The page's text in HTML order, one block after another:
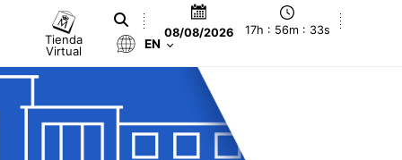
Tienda
Virtual
08/08/2026 17h : 56m : 33s
EN